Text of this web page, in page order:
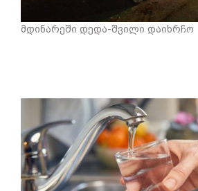
მდინარეში დედა-შვილი დაიხრჩო